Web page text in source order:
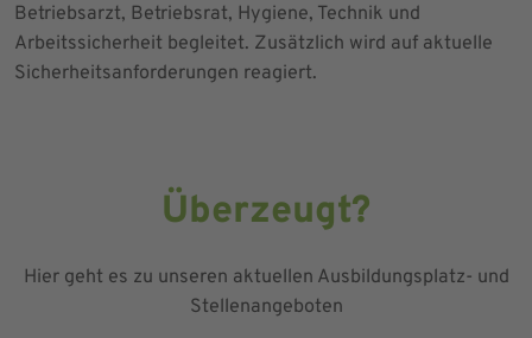
Betriebsarzt, Betriebsrat, Hygiene, Technik und
Arbeitssicherheit begleitet. Zusätzlich wird auf aktuelle
Sicherheitsanforderungen reagiert.
Überzeugt?
Hier geht es zu unseren aktuellen Ausbildungsplatz- und
Stellenangeboten